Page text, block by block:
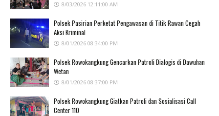
8/03/2026 12:11:00 AM
Polsek Pasirian Perketat Pengawasan di Titik Rawan Cegah
Aksi Kriminal
8/01/2026 08:34:00 PM
Polsek Rowokangkung Gencarkan Patroli Dialogis di Dawuhan
Wetan
8/01/2026 08:37:00 PM
Polsek Rowokangkung Giatkan Patroli dan Sosialisasi Call
Center 110